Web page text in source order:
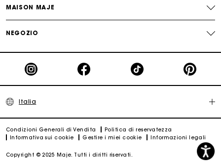
MAISON MAJE
NEGOZIO
Italia
Condizioni Generali di Vendita
Politica di reservatezza
Informativa sui cookie
Gestire i miei cookie Informazioni legali
Copyright © 2025 Maje. Tutti i diritti riservati.